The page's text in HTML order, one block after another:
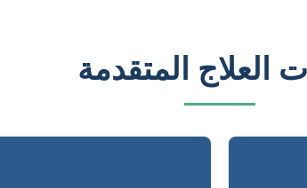
العلاج المتقدمة